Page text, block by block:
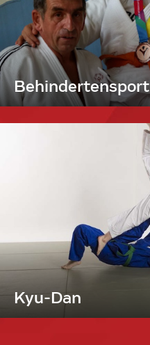
Behindertensport
Kyu-Dan